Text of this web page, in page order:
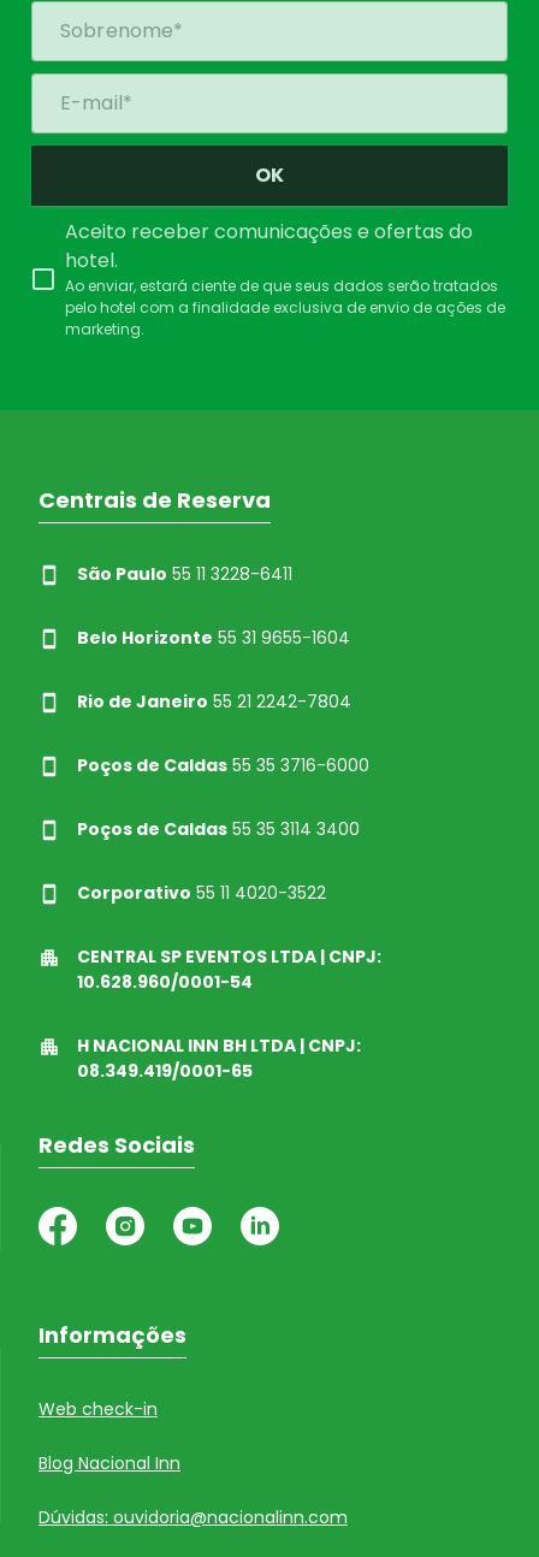
OK
Aceito receber comunicações e ofertas do
hotel.
Ao enviar, estará ciente de que seus dados serão tratados
pelo hotel com a finalidade exclusiva de envio de ações de
marketing.
Centrais de Reserva
São Paulo 55 11 3228-6411
Belo Horizonte 55 31 9655-1604
Rio de Janeiro 55 21 2242-7804
Poços de Caldas 55 35 3716-6000
Poços de Caldas 55 35 3114 3400
Corporativo 55 11 4020-3522
CENTRAL SP EVENTOS LTDA | CNPJ:
10.628.960/0001-54
H NACIONAL INN BH LTDA | CNPJ:
08.349.419/0001-65
Redes Sociais
Informações
Web check-in
Blog Nacional Inn
Dúvidas: ouvidoria@nacionalinn.com